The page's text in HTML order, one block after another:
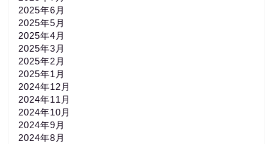
2025年6月
2025年5月
2025年4月
2025年3月
2025年2月
2025年1月
2024年12月
2024年11月
2024年10月
2024年9月
2024年8月